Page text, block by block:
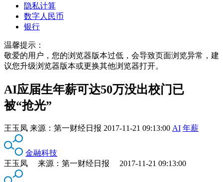
隐私计算
数字人民币
银行
温馨提示：
敬爱的用户，您的浏览器版本过低，会导致页面浏览异常，建
议您升级浏览器版本或更换其他浏览器打开。
AI应届生年薪可达50万没出校门已
被“抢光”
王玉凤 来源： 第一财经日报 2017-11-21 09:13:00 AI 年薪
金融科技
王玉凤 来源：第一财经日报 2017-11-21 09:13:00